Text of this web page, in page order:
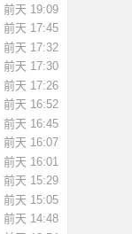
前天 19:09
前天 17:45
前天 17:32
前天 17:30
前天 17:26
前天 16:52
前天 16:45
前天 16:07
前天 16:01
前天 15:29
前天 15:05
前天 14:48